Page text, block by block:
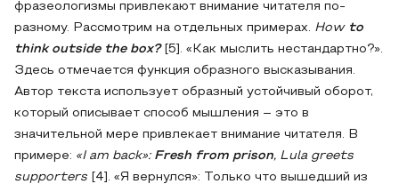
фразеологизмы привлекают внимание читателя по-
разному. Рассмотрим на отдельных примерах. How to
think outside the box? [5]. «Как мыслить нестандартно?».
Здесь отмечается функция образного высказывания.
Автор текста использует образный устойчивый оборот,
который описывает способ мышления – это в
значительной мере привлекает внимание читателя. В
примере: «I am back»: Fresh from prison, Lula greets
supporters
[4]. «Я вернулся»: Только что вышедший из